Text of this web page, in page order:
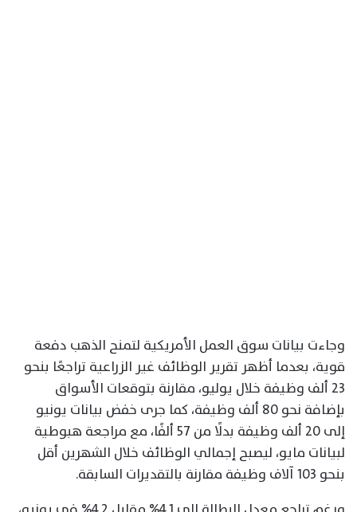
وجاءت بيانات سوق العمل الأمريكية لتمنح الذهب دفعة
قوية، بعدما أظهر تقرير الوظائف غير الزراعية تراجعًا بنحو
23 ألف وظيفة خلال يوليو، مقارنة بتوقعات الأسواق
بإضافة نحو 80 ألف وظيفة، كما جرى خفض بيانات يونيو
إلى 20 ألف وظيفة بدلًا من 57 ألفًا، مع مراجعة هبوطية
لبيانات مايو، ليصبح إجمالي الوظائف خلال الشهرين أقل
بنحو 103 آلاف وظيفة مقارنة بالتقديرات السابقة.